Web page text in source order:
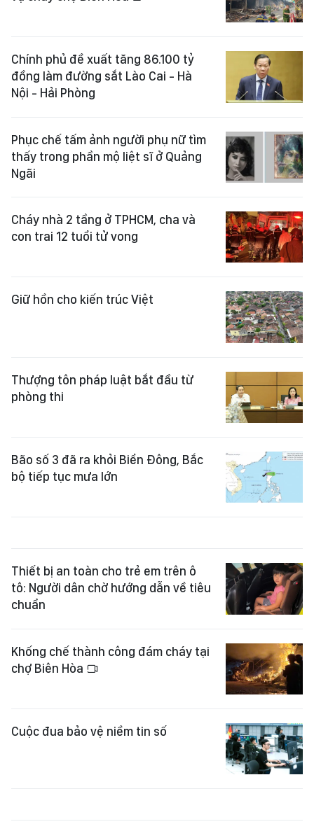
Chính phủ đề xuất tăng 86.100 tỷ
đồng làm đường sắt Lào Cai - Hà
Nội - Hải Phòng
Phục chế tấm ảnh người phụ nữ tìm
thấy trong phần mộ liệt sĩ ở Quảng
Ngãi
Cháy nhà 2 tầng ở TPHCM, cha và
con trai 12 tuổi tử vong
Giữ hồn cho kiến trúc Việt
Thượng tôn pháp luật bắt đầu từ
phòng thi
Bão số 3 đã ra khỏi Biển Đông, Bắc
bộ tiếp tục mưa lớn
Thiết bị an toàn cho trẻ em trên ô
tô: Người dân chờ hướng dẫn về tiêu
chuẩn
Khống chế thành công đám cháy tại
chợ Biên Hòa
Cuộc đua bảo vệ niềm tin số